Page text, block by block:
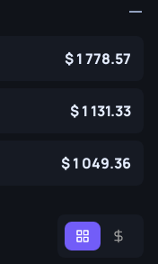
1 778.57
1 131.33
1 049.36